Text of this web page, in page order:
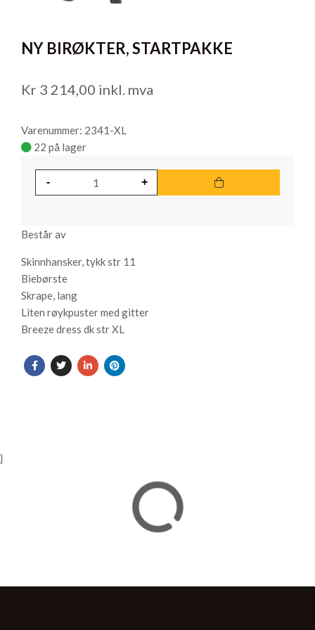
of
NY BIRØKTER, STARTPAKKE
Kr 3 214,00 inkl. mva
Varenummer: 2341-XL
22 på lager
Består av
Skinnhansker, tykk str 11
Biebørste
Skrape, lang
Liten røykpuster med gitter
Breeze dress dk str XL
}